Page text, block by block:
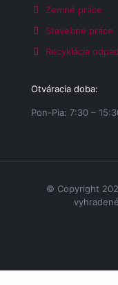
Zemné práce
Stavebné práce
Recyklácia
Otváracia doba:
Pon-Pia: 7:30 –
© Copyright